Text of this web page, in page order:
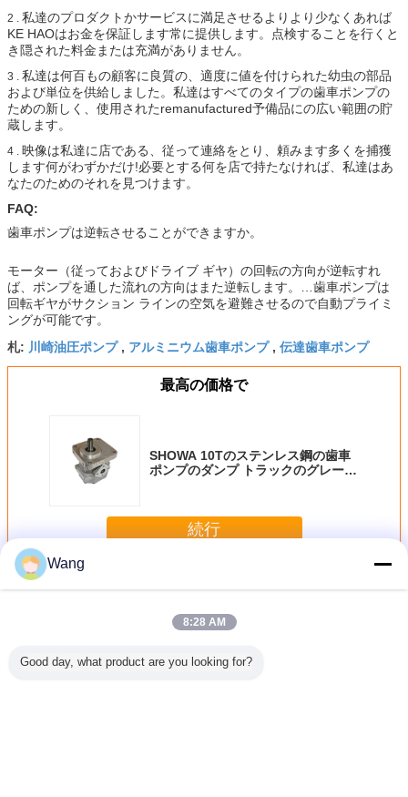
2 . 私達のプロダクトかサービスに満足させるよりより少なくあれば
KE HAOはお金を保証します常に提供します。点検することを行くと
き隠された料金または充満がありません。
3 . 私達は何百もの顧客に良質の、適度に値を付けられた幼虫の部品
および単位を供給しました。私達はすべてのタイプの歯車ポンプの
ための新しく、使用されたremanufactured予備品にの広い範囲の貯
蔵します。
4 . 映像は私達に店である、従って連絡をとり、頼みます多くを捕獲
します何がわずかだけ!必要とする何を店で持たなければ、私達はあ
なたのためのそれを見つけます。
FAQ:
歯車ポンプは逆転させることができますか。
モーター（従っておよびドライブ ギヤ）の回転の方向が逆転すれ
ば、ポンプを通した流れの方向はまた逆転します。…歯車ポンプは
回転ギヤがサクション ラインの空気を避難させるので自動プライミ
ングが可能です。
札: 川崎油圧ポンプ, アルミニウム歯車ポンプ, 伝達歯車ポンプ
最高の価格で
SHOWA 10Tのステンレス鋼の歯車
ポンプのダンプ トラックのグレーダ
続行
多く川崎の歯車ポンプ
Wang
8:28 AM
Good day, what product are you looking for?